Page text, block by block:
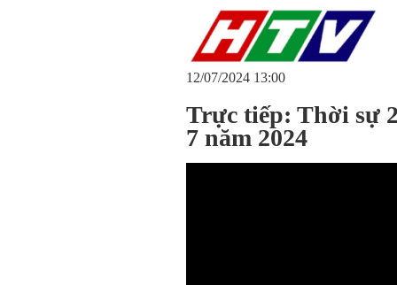
12/07/2024 13:00
Trực tiếp: Thời sự
7 năm 2024